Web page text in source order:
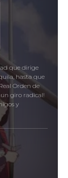
que dirige
hasta que
Orden de
un giro radical!
y